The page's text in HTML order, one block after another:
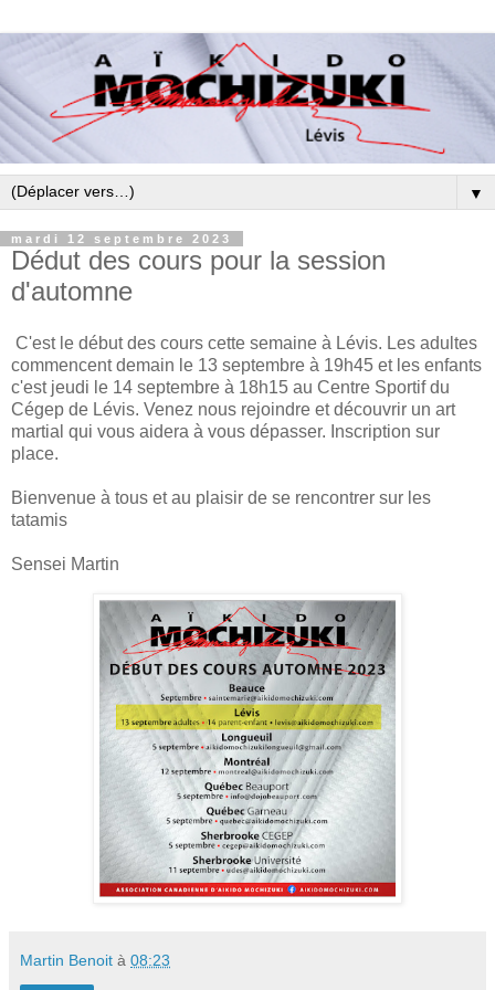
▼
mardi 12 septembre 2023
Dédut des cours pour la session
d'automne
C'est le début des cours cette semaine à Lévis. Les adultes
commencent demain le 13 septembre à 19h45 et les enfants
c'est jeudi le 14 septembre à 18h15 au Centre Sportif du
Cégep de Lévis. Venez nous rejoindre et découvrir un art
martial qui vous aidera à vous dépasser. Inscription sur
place.
Bienvenue à tous et au plaisir de se rencontrer sur les
tatamis
Sensei Martin
Martin Benoit à 08:23